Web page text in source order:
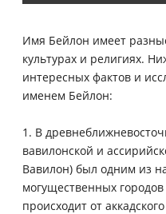
Имя Бейлон имеет
культурах и религиях.
интересных фактов и
именем Бейлон:
1. В
вавилонской и
Вавилон) был одним из
могущественных
происходит от